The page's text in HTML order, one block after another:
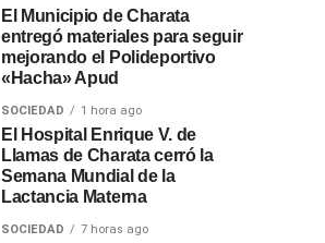
El Municipio de Charata
entregó materiales para seguir
mejorando el Polideportivo
«Hacha» Apud
SOCIEDAD 1 hora ago
El Hospital Enrique V. de
Llamas de Charata cerró la
Semana Mundial de la
Lactancia Materna
SOCIEDAD 7 horas ago